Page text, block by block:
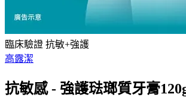
臨床驗證 抗敏+強護
高露潔
抗敏感 - 強護琺瑯質牙膏